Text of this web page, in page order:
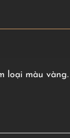
màu vàng.